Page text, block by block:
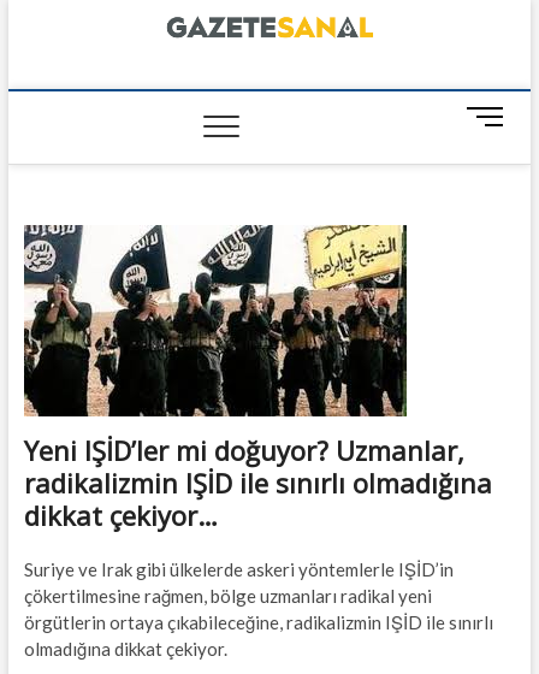
GazeteSanal
M
n
Yeni IŞİD’ler mi doğuyor? Uzmanlar,
radikalizmin IŞİD ile sınırlı olmadığına
dikkat çekiyor…
Suriye ve Irak gibi ülkelerde askeri yöntemlerle IŞİD’in
çökertilmesine rağmen, bölge uzmanları radikal yeni
örgütlerin ortaya çıkabileceğine, radikalizmin IŞİD ile sınırlı
olmadığına dikkat çekiyor.